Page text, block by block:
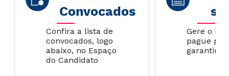
Convocados
Confira a lista de
convocados, logo
abaixo, no Espaço
do Candidato
Gere o
pague
garantir